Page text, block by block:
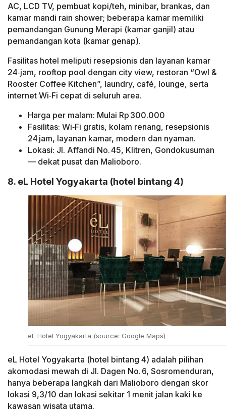
AC, LCD TV, pembuat kopi/teh, minibar, brankas, dan
kamar mandi rain shower; beberapa kamar memiliki
pemandangan Gunung Merapi (kamar ganjil) atau
pemandangan kota (kamar genap).
Fasilitas hotel meliputi resepsionis dan layanan kamar
24‑jam, rooftop pool dengan city view, restoran “Owl &
Rooster Coffee Kitchen”, laundry, café, lounge, serta
internet Wi‑Fi cepat di seluruh area.
Harga per malam: Mulai Rp 300.000
Fasilitas: Wi‑Fi gratis, kolam renang, resepsionis
24 jam, layanan kamar, modern dan nyaman.
Lokasi: Jl. Affandi No. 45, Klitren, Gondokusuman
— dekat pusat dan Malioboro.
8. eL Hotel Yogyakarta (hotel bintang 4)
eL Hotel Yogyakarta (source: Google Maps)
eL Hotel Yogyakarta (hotel bintang 4) adalah pilihan
akomodasi mewah di Jl. Dagen No. 6, Sosromenduran,
hanya beberapa langkah dari Malioboro dengan skor
lokasi 9,3/10 dan lokasi sekitar 1 menit jalan kaki ke
kawasan wisata utama.